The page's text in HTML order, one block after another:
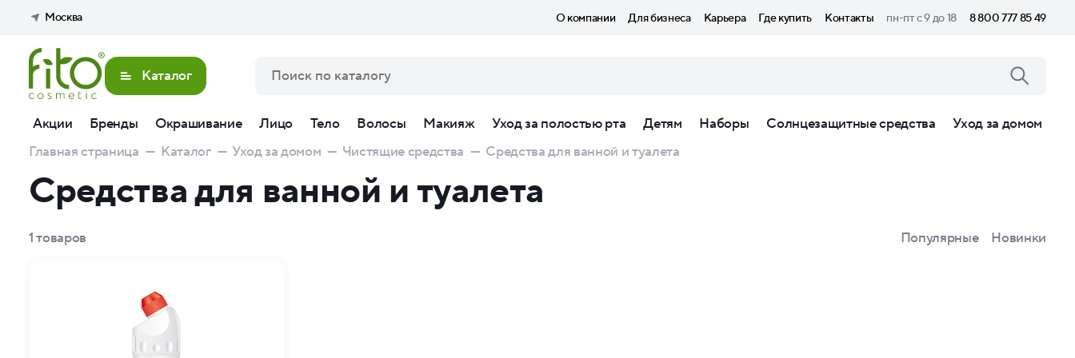
Москва О компании Для бизнеса Карьера Где купить Контакты пн-пт с 9 до 18 8 800 777 85 49
Каталог
Акции Бренды Окрашивание Лицо Тело Волосы Макияж Уход за полостью рта Детям Наборы Солнцезащитные средства
Уход за домом
Главная страница — Каталог — Уход за домом — Чистящие средства — Средства для ванной и туалета
Средства для ванной и туалета
1товаров Популярные Новинки